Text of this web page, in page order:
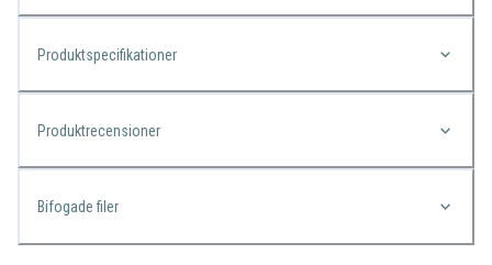
Produktspecifikationer
Produktrecensioner
Bifogade filer